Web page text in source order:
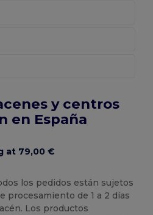
y centros
en España
at 79,00 €
los pedidos están sujetos
procesamiento de 1 a 2 días
Los productos